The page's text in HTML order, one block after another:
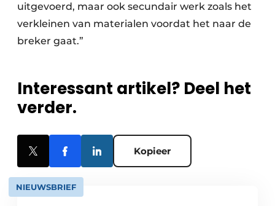
uitgevoerd, maar ook secundair werk zoals het
verkleinen van materialen voordat het naar de
breker gaat.”
Interessant artikel? Deel het
verder.
Kopieer
NIEUWSBRIEF